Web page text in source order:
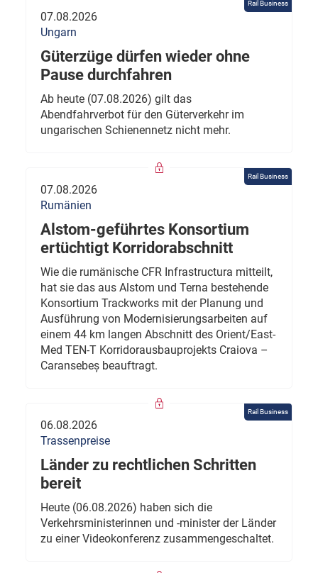
Rail Business
07.08.2026
Ungarn
Güterzüge dürfen wieder ohne
Pause durchfahren
Ab heute (07.08.2026) gilt das
Abendfahrverbot für den Güterverkehr im
ungarischen Schienennetz nicht mehr.
Rail Business
07.08.2026
Rumänien
Alstom-geführtes Konsortium
ertüchtigt Korridorabschnitt
Wie die rumänische CFR Infrastructura mitteilt,
hat sie das aus Alstom und Terna bestehende
Konsortium Trackworks mit der Planung und
Ausführung von Modernisierungsarbeiten auf
einem 44 km langen Abschnitt des Orient/East-
Med TEN-T Korridorausbauprojekts Craiova –
Caransebeș beauftragt.
Rail Business
06.08.2026
Trassenpreise
Länder zu rechtlichen Schritten
bereit
Heute (06.08.2026) haben sich die
Verkehrsministerinnen und -minister der Länder
zu einer Videokonferenz zusammengeschaltet.